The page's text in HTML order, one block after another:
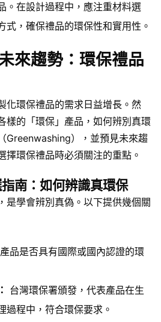
。在設計過程中，應注重材料選
式，確保禮品的環保性和實用性。
來趨勢：環保禮品
化環保禮品的需求日益增長。然
樣的「環保」產品，如何辨別真環
Greenwashing），並預見未來趨
擇環保禮品時必須關注的重點。
南：如何辨識真環保
是學會辨別真偽。以下提供幾個關
品是否具有國際或國內認證的環
台灣環保署頒發，代表產品在生
過程中，符合環保要求。